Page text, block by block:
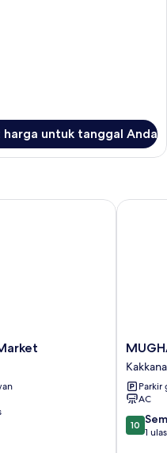
harga untuk tanggal Anda
SUITES
Parkir
AC
10.0
dari
10
1